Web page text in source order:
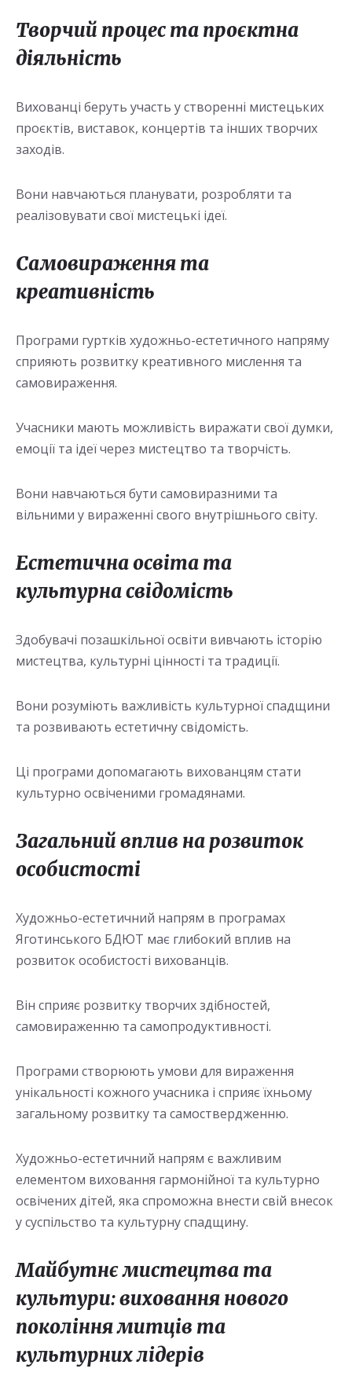
Творчий процес та проєктна
діяльність
Вихованці беруть участь у створенні мистецьких
проєктів, виставок, концертів та інших творчих
заходів.
Вони навчаються планувати, розробляти та
реалізовувати свої мистецькі ідеї.
Самовираження та
креативність
Програми гуртків художньо-естетичного напряму
сприяють розвитку креативного мислення та
самовираження.
Учасники мають можливість виражати свої думки,
емоції та ідеї через мистецтво та творчість.
Вони навчаються бути самовиразними та
вільними у вираженні свого внутрішнього світу.
Естетична освіта та
культурна свідомість
Здобувачі позашкільної освіти вивчають історію
мистецтва, культурні цінності та традиції.
Вони розуміють важливість культурної спадщини
та розвивають естетичну свідомість.
Ці програми допомагають вихованцям стати
культурно освіченими громадянами.
Загальний вплив на розвиток
особистості
Художньо-естетичний напрям в програмах
Яготинського БДЮТ має глибокий вплив на
розвиток особистості вихованців.
Він сприяє розвитку творчих здібностей,
самовираженню та самопродуктивності.
Програми створюють умови для вираження
унікальності кожного учасника і сприяє їхньому
загальному розвитку та самоствердженню.
Художньо-естетичний напрям є важливим
елементом виховання гармонійної та культурно
освічених дітей, яка спроможна внести свій внесок
у суспільство та культурну спадщину.
Майбутнє мистецтва та
культури: виховання нового
покоління митців та
культурних лідерів